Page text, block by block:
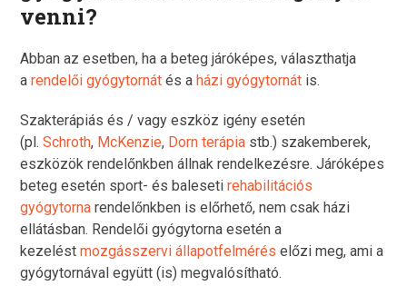
venni?
Abban az esetben, ha a beteg járóképes, választhatja
arendelői gyógytornát és aházi gyógytornát is.
Szakterápiás és / vagy eszköz igény esetén
(pl.Schroth, McKenzie, Dorn terápia stb.) szakemberek,
eszközök rendelőnkben állnak rendelkezésre. Járóképes
beteg esetén sport- és balesetirehabilitációs
gyógytorna rendelőnkben is előrhető, nem csak házi
ellátásban. Rendelői gyógytorna esetén a
kezeléstmozgásszervi állapotfelmérés előzi meg, ami a
gyógytornával együtt (is) megvalósítható.